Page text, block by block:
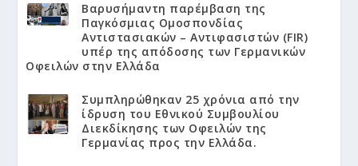
Βαρυσήμαντη παρέμβαση της
Παγκόσμιας Ομοσπονδίας
Αντιστασιακών – Αντιφασιστών (FIR)
υπέρ της απόδοσης των Γερμανικών
Οφειλών στην Ελλάδα
Συμπληρώθηκαν 25 χρόνια από την
ίδρυση του Εθνικού Συμβουλίου
Διεκδίκησης των Οφειλών της
Γερμανίας προς την Ελλάδα.